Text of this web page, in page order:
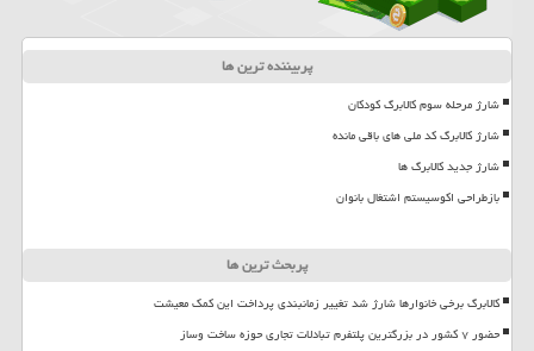
پربیننده ترین ها
شارژ مرحله سوم کالابرگ کودکان
شارژ کالابرگ کد ملی های باقی مانده
شارژ جدید کالابرگ ها
بازطراحی اکوسیستم اشتغال بانوان
پربحث ترین ها
کالابرگ برخی خانوارها شارژ شد تغییر زمانبندی پرداخت این کمک معیشت
حضور ۷ کشور در بزرگترین پلتفرم تبادلات تجاری حوزه ساخت وساز